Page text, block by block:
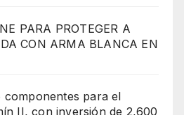
PARA PROTEGER A
CON ARMA BLANCA EN
para el
II, con inversión de 2,600